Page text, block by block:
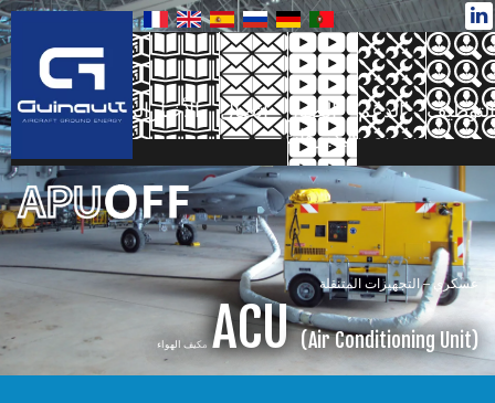
انتقل
إلى
المحتوى
المنتجاتالأخبار اتصال
الصور
فيديوهات
الدعم التوظيف
عسكري – التجهيزات المتنقلة
ACU(Air Conditioning Unit) مكيف الهواء